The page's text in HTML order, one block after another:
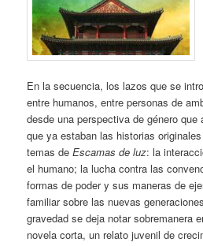
En la secuencia, los lazos que se
entre humanos, entre personas de
desde una perspectiva de género
que ya estaban las historias
temas deEscamas de luz: la
el humano; la lucha contra las
formas de poder y sus maneras de
familiar sobre las nuevas
gravedad se deja notar sobremanera
novela corta, un relato juvenil de